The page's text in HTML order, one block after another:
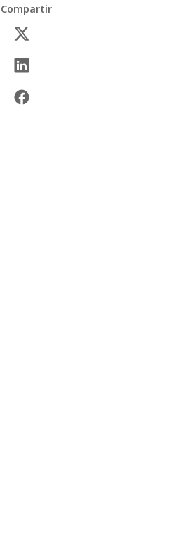
Compartir